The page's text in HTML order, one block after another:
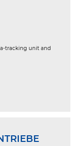
tracking unit and